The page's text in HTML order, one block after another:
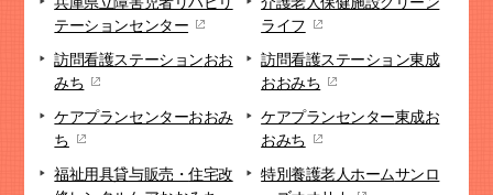
テーションセンター
ライフ
訪問看護ステーションおお
みち
訪問看護ステーション東成
おおみち
ケアプランセンターおおみ
ち
ケアプランセンター東成お
おみち
福祉用具貸与販売・住宅改
特別養護老人ホームサンロ